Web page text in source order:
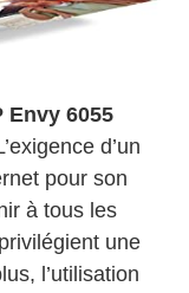
Envy 6055
d’un
pour son
à tous les
une
l’utilisation